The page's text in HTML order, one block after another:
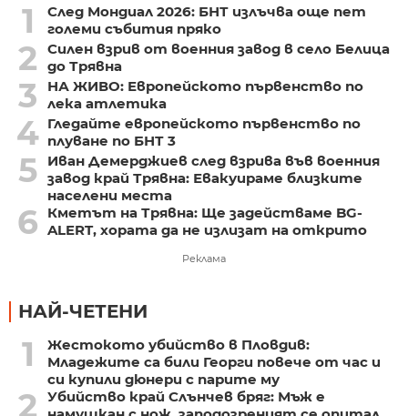
1
След Мондиал 2026: БНТ излъчва още пет
големи събития пряко
2
Силен взрив от военния завод в село Белица
до Трявна
3
НА ЖИВО: Европейското първенство по
лека атлетика
4 Гледайте европейското първенство по
плуване по БНТ 3
5
Иван Демерджиев след взрива във военния
завод край Трявна: Евакуираме близките
населени места
6
Кметът на Трявна: Ще задействаме BG-
ALERT, хората да не излизат на открито
Реклама
НАЙ-ЧЕТЕНИ
1
Жестокото убийство в Пловдив:
Младежите са били Георги повече от час и
си купили дюнери с парите му
2
Убийство край Слънчев бряг: Мъж е